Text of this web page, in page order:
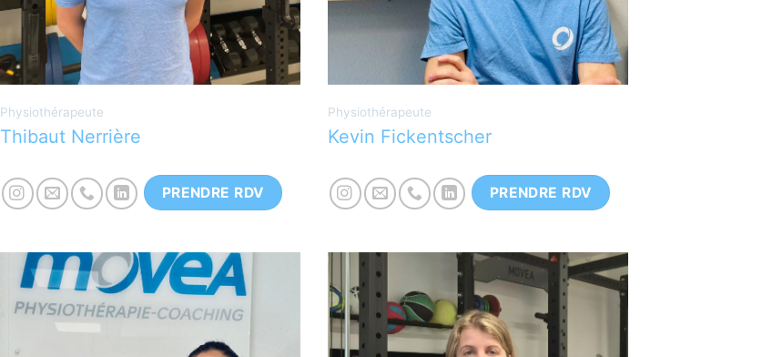
Ecole de la province de Liège. Licence
STAPS en entrainement et expérience
internationale en tant que coach,
diplôme UEFA B.
Physiothérapeute
Thibaut Nerrière
PRENDRE RDV
Valais. Ancien joueur de football
professionnel au FC Sion, en tant que
gardien. Reconverti dans la physio du
Physiothérapeute
Kevin Fickentscher
PRENDRE RDV